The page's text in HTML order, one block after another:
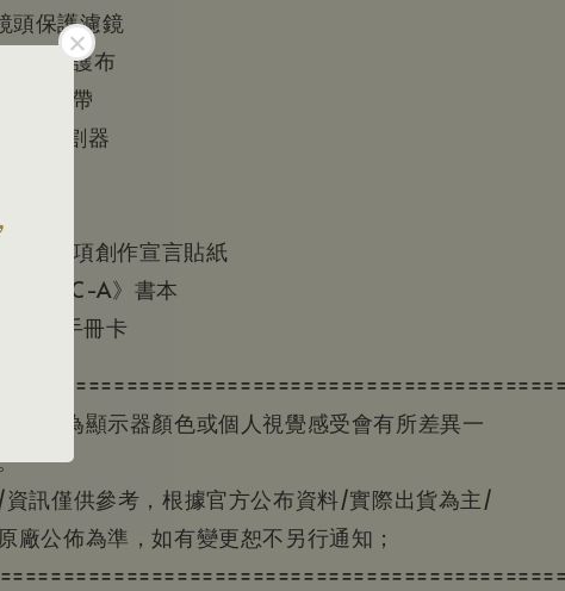
頭保護濾鏡
包裹保護布
革手腕帶
像分割器
池
十項創作宣言貼紙
MC-A》書本
操作手冊卡
顏色因為顯示器顏色或個人視覺感受會有所差異一
訊僅供參考，根據官方公布資料/實際出貨為主/
廠公佈為準，如有變更恕不另行通知；